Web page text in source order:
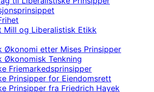
Mill og Liberalistisk Etikk
Økonomi etter Mises Prinsipper
Økonomisk Tenkning
Friemarkedsprinsipper
Prinsipper for Eiendomsrett
Prinsipper fra Friedrich Hayek